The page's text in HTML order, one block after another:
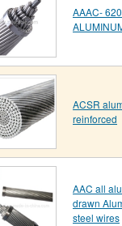
AAAC-
ACSR
reinforced
AAC all
drawn
steel wires